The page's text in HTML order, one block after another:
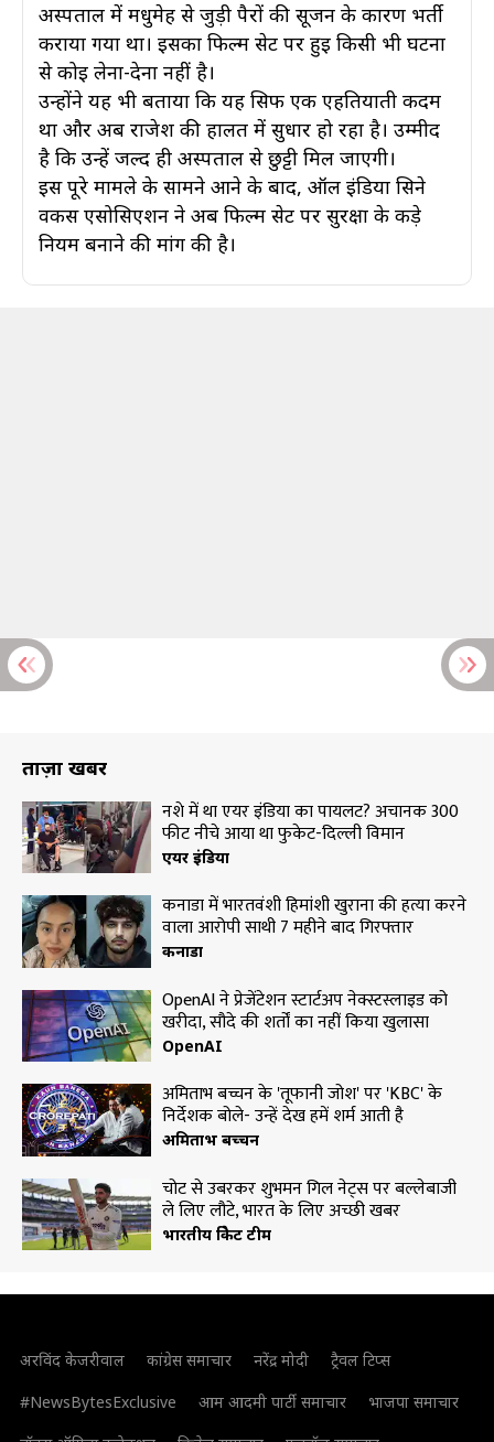
अस्पताल में मधुमेह से जुड़ी पैरों की सूजन के कारण भर्ती
कराया गया था। इसका फिल्म सेट पर हुई किसी भी घटना
से कोई लेना-देना नहीं है।
उन्होंने यह भी बताया कि यह सिर्फ एक एहतियाती कदम
था और अब राजेश की हालत में सुधार हो रहा है। उम्मीद
है कि उन्हें जल्द ही अस्पताल से छुट्टी मिल जाएगी।
इस पूरे मामले के सामने आने के बाद, ऑल इंडिया सिने
वर्कर्स एसोसिएशन ने अब फिल्म सेट पर सुरक्षा के कड़े
नियम बनाने की मांग की है।
ताज़ा खबरें
नशे में था एयर इंडिया का पायलट? अचानक 300
फीट नीचे आया था फुकेट-दिल्ली विमान
एयर इंडिया
कनाडा में भारतवंशी हिमांशी खुराना की हत्या करने
वाला आरोपी साथी 7 महीने बाद गिरफ्तार
कनाडा
OpenAI ने प्रेजेंटेशन स्टार्टअप नेक्स्टस्लाइड को
खरीदा, सौदे की शर्तों का नहीं किया खुलासा
OpenAI
अमिताभ बच्चन के 'तूफानी जोश' पर 'KBC' के
निर्देशक बोले- उन्हें देख हमें शर्म आती है
अमिताभ बच्चन
चोट से उबरकर शुभमन गिल नेट्स पर बल्लेबाजी
ले लिए लौटे, भारत के लिए अच्छी खबर
भारतीय क्रिकेट टीम
अरविंद केजरीवाल कांग्रेस समाचार नरेंद्र मोदी
ट्रैवल टिप्स
#NewsBytesExclusive
आम आदमी पार्टी समाचार
भाजपा समाचार